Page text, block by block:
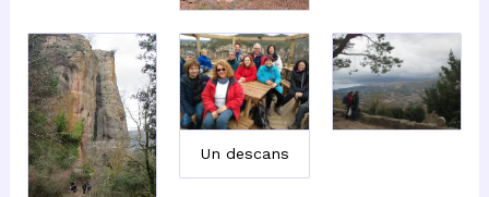
Un descans